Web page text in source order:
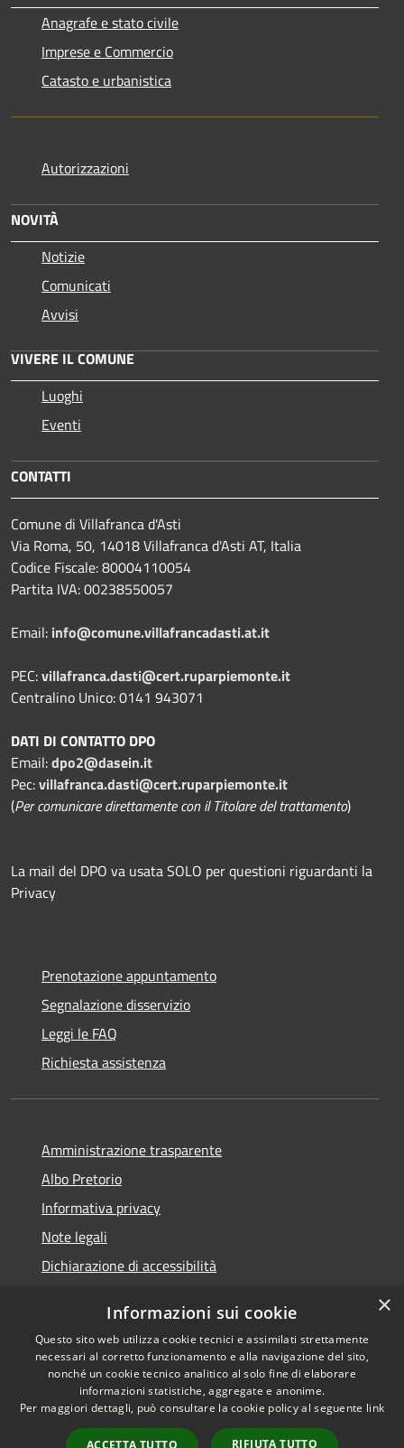
Anagrafe e stato civile
Imprese e Commercio
Catasto e urbanistica
Autorizzazioni
NOVITÀ
Notizie
Comunicati
Avvisi
VIVERE IL COMUNE
Luoghi
Eventi
CONTATTI
Comune di Villafranca d'Asti
Via Roma, 50, 14018 Villafranca d'Asti AT, Italia
Codice Fiscale: 80004110054
Partita IVA: 00238550057
Email: info@comune.villafrancadasti.at.it
PEC:villafranca.dasti@cert.ruparpiemonte.it
Centralino Unico: 0141 943071
DATI DI CONTATTO DPO
Email:dpo2@dasein.it
Pec:villafranca.dasti@cert.ruparpiemonte.it
(Per comunicare direttamente con il Titolare del trattamento)
La mail del DPO va usata SOLO per questioni riguardanti la
Privacy
Prenotazione appuntamento
Segnalazione disservizio
Leggi le FAQ
Richiesta assistenza
Amministrazione trasparente
Albo Pretorio
Informativa privacy
Note legali
Dichiarazione di accessibilità
RSS
Accessibilità
Privacy
Cookie
Mappa del sito
Comune convenzionato
Astigov
Progetto|Convenzione|
Adesioni
×
Informazioni sui cookie
Questo sito web utilizza cookie tecnici e assimilati strettamente
necessari al corretto funzionamento e alla navigazione del sito,
nonché un cookie tecnico analitico al solo fine di elaborare
informazioni statistiche, aggregate e anonime.
Per maggiori dettagli, può consultare la cookie policy al seguente link
ACCETTA TUTTO RIFIUTA TUTTO